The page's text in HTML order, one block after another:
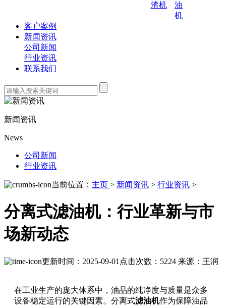
渣机
油
机
客户案例
新闻资讯
公司新闻
行业资讯
联系我们
新闻资讯
News
公司新闻
行业资讯
当前位置： 主页 > 新闻资讯 > 行业资讯 >
分离式滤油机：行业革新与市
场新动态
更新时间：2025-09-01 点击次数：5224 来源：王润
在工业生产的庞大体系中，油品的纯净度与质量是众多
设备稳定运行的关键因素。分离式滤油机作为保障油品